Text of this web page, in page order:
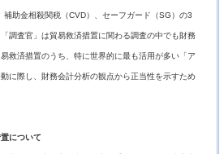
補助金相殺関税（CVD）、セーフガード（SG）の3
調査官」は貿易救済措置に関わる調査の中でも財務
救済措置のうち、特に世界的に最も活用が多い「ア
に際し、財務会計分析の観点から正当性を示すため
置について